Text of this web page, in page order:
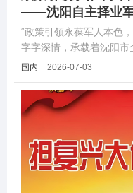
——沈阳自主择业军
能部门厚爱
“政策引领永葆军人本色
字字深情，承载着沈阳市
感恩之心。
国内 2026-07-03